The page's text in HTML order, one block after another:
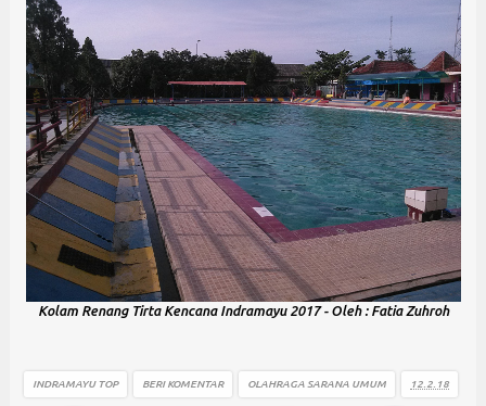
Kolam Renang Tirta Kencana Indramayu 2017 - Oleh : Fatia Zuhroh
INDRAMAYU TOP BERI KOMENTAR OLAHRAGA SARANA UMUM 12.2.18